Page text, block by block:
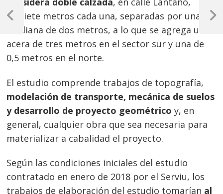
de siete metros cada una, separadas por una
mediana de dos metros, a lo que se agrega una
acera de tres metros en el sector sur y una de
0,5 metros en el norte.
El estudio comprende trabajos de topografía,
modelación de transporte, mecánica de suelos
y desarrollo de proyecto geométrico y, en
general, cualquier obra que sea necesaria para
materializar a cabalidad el proyecto.
Según las condiciones iniciales del estudio
contratado en enero de 2018 por el Serviu, los
trabajos de elaboración del estudio tomarían al
Navegación
de
entradas
Previous
Next